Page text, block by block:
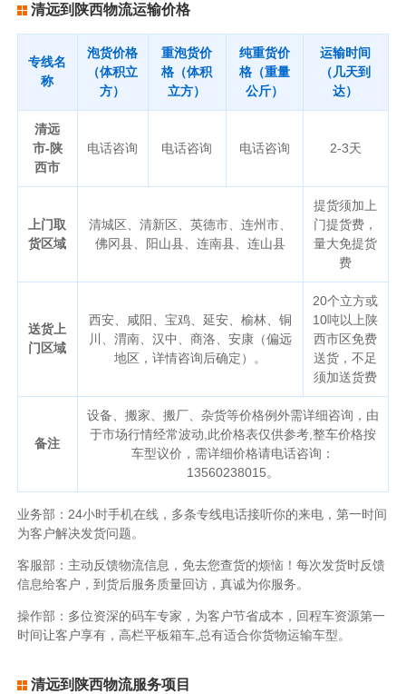
清远到陕西物流运输价格
专线名
称
泡货价格
（体积立
方）
重泡货价
格（体积
立方）
纯重货价
格（重量
公斤）
运输时间
（几天到
达）
清远
市-陕
西市
电话咨询 电话咨询 电话咨询 2-3天
上门取
货区域
清城区、清新区、英德市、连州市、
佛冈县、阳山县、连南县、连山县
提货须加上
门提货费，
量大免提货
费
送货上
门区域
西安、咸阳、宝鸡、延安、榆林、铜
川、渭南、汉中、商洛、安康（偏远
地区，详情咨询后确定）。
20个立方或
10吨以上陕
西市区免费
送货，不足
须加送货费
备注
设备、搬家、搬厂、杂货等价格例外需详细咨询，由
于市场行情经常波动,此价格表仅供参考,整车价格按
车型议价，需详细价格请电话咨询：
13560238015。
业务部：24小时手机在线，多条专线电话接听你的来电，第一时间
为客户解决发货问题。
客服部：主动反馈物流信息，免去您查货的烦恼！每次发货时反馈
信息给客户，到货后服务质量回访，真诚为你服务。
操作部：多位资深的码车专家，为客户节省成本，回程车资源第一
时间让客户享有，高栏平板箱车,总有适合你货物运输车型。
清远到陕西物流服务项目